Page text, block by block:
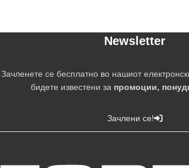
Newsletter
Зачленете се бесплатно во нашиот
бидете известени за промоции,
Зачлени се!